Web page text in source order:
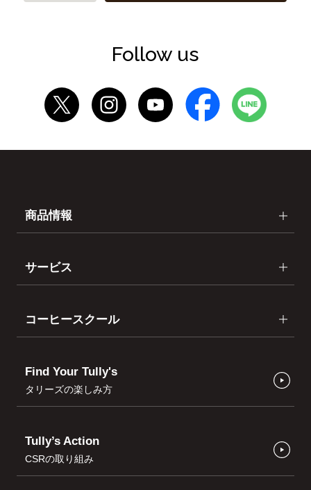
Follow us
商品情報
サービス
コーヒースクール
Find Your Tully's
タリーズの楽しみ方
Tully’s Action
CSRの取り組み